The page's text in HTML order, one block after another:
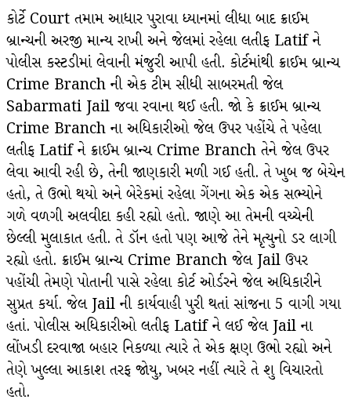
કોર્ટે Court તમામ આધાર પુરાવા ધ્યાનમાં લીધા બાદ ક્રાઈમ
બ્રાન્ચની અરજી માન્ય રાખી અને જેલમાં રહેલા લતીફ Latif ને
પોલીસ કસ્ટડીમાં લેવાની મંજુરી આપી હતી. કોર્ટમાંથી ક્રાઈમ બ્રાન્ચ
Crime Branch ની એક ટીમ સીધી સાબરમતી જેલ
Sabarmati Jail જવા રવાના થઈ હતી. જો કે ક્રાઈમ બ્રાન્ચ
Crime Branch ના અધિકારીઓ જેલ ઉપર પહોંચે તે પહેલા
લતીફ Latif ને ક્રાઈમ બ્રાન્ચ Crime Branch તેને જેલ ઉપર
લેવા આવી રહી છે, તેની જાણકારી મળી ગઈ હતી. તે ખુબ જ બેચેન
હતો, તે ઉભો થયો અને બેરેકમાં રહેલા ગેંગના એક એક સભ્યોને
ગળે વળગી અલવીદા કહી રહ્યો હતો. જાણે આ તેમની વચ્ચેની
છેલ્લી મુલાકાત હતી. તે ડૉન હતો પણ આજે તેને મૃત્યુનો ડર લાગી
રહ્યો હતો. ક્રાઈમ બ્રાન્ચ Crime Branch જેલ Jail ઉપર
પહોંચી તેમણે પોતાની પાસે રહેલા કોર્ટ ઓર્ડરને જેલ અધિકારીને
સુપ્રત કર્યા. જેલ Jail ની કાર્યવાહી પુરી થતાં સાંજના 5 વાગી ગયા
હતાં. પોલીસ અધિકારીઓ લતીફ Latif ને લઈ જેલ Jail ના
લોંખડી દરવાજા બહાર નિકળ્યા ત્યારે તે એક ક્ષણ ઉભો રહ્યો અને
તેણે ખુલ્લા આકાશ તરફ જોયુ, ખબર નહીં ત્યારે તે શુ વિચારતો
હતો.